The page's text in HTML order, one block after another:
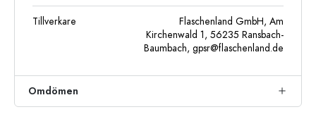
Tillverkare
Flaschenland GmbH, Am
Kirchenwald 1, 56235 Ransbach-
Baumbach, gpsr@flaschenland.de
Omdömen